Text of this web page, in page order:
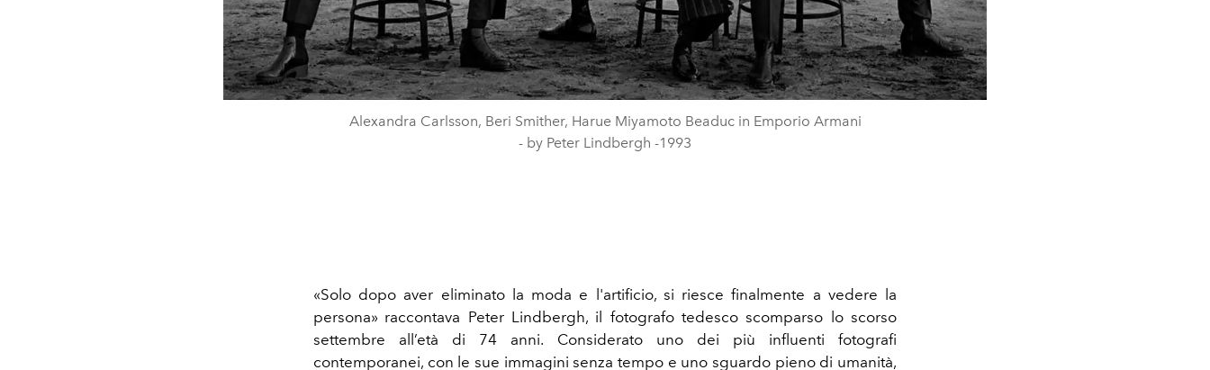
Alexandra Carlsson, Beri Smither, Harue Miyamoto Beaduc in Emporio Armani
- by Peter Lindbergh -1993
«Solo dopo aver eliminato la moda e l'artificio, si riesce finalmente a vedere la
persona» raccontava Peter Lindbergh, il fotografo tedesco scomparso lo scorso
settembre all’età di 74 anni. Considerato uno dei più influenti fotografi
contemporanei, con le sue immagini senza tempo e uno sguardo pieno di umanità,